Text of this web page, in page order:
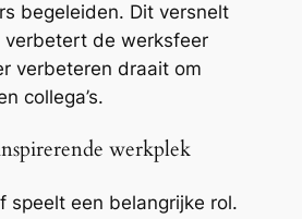
begeleiden. Dit versnelt
de werksfeer
verbeteren draait om
collega’s.
werkplek
speelt een belangrijke rol.